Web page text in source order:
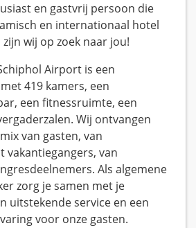
en gastvrij persoon die
en internationaal hotel
wij op zoek naar jou!
Airport is een
419 kamers, een
een fitnessruimte, een
Wij ontvangen
van gasten, van
vakantiegangers, van
Als algemene
zorg je samen met je
uitstekende service en een
voor onze gasten.